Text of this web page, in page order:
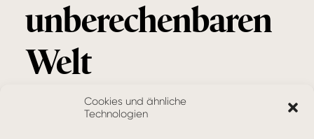
Cookies und ähnliche
Technologien
unberechenbaren
Welt
In der heutigen Zeit sehen sich Unternehmen